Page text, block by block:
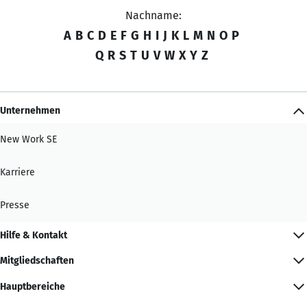
Nachname:
A B C D E F G H I J K L M N O P
Q R S T U V W X Y Z
Unternehmen
New Work SE
Karriere
Presse
Hilfe & Kontakt
Mitgliedschaften
Hauptbereiche